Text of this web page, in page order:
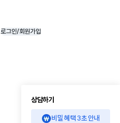
로그인/회원가입
상담하기
비밀 혜택 3초 안내